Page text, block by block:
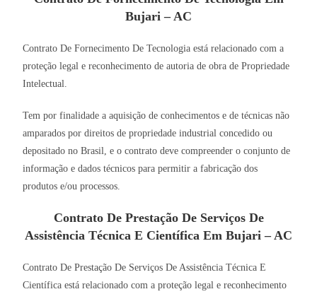
Bujari – AC
Contrato De Fornecimento De Tecnologia está relacionado com a
proteção legal e reconhecimento de autoria de obra de Propriedade
Intelectual.
Tem por finalidade a aquisição de conhecimentos e de técnicas não
amparados por direitos de propriedade industrial concedido ou
depositado no Brasil, e o contrato deve compreender o conjunto de
informação e dados técnicos para permitir a fabricação dos
produtos e/ou processos.
Contrato De Prestação De Serviços De
Assistência Técnica E Científica Em Bujari – AC
Contrato De Prestação De Serviços De Assistência Técnica E
Científica está relacionado com a proteção legal e reconhecimento